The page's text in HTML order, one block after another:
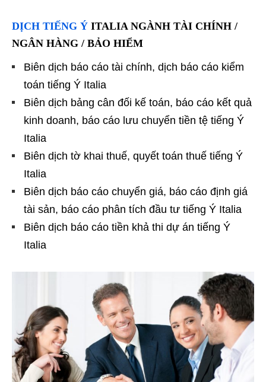
DỊCH TIẾNG Ý ITALIA NGÀNH TÀI CHÍNH /
NGÂN HÀNG / BẢO HIỂM
Biên dịch báo cáo tài chính, dịch báo cáo kiểm
toán tiếng Ý Italia
Biên dịch bảng cân đối kế toán, báo cáo kết quả
kinh doanh, báo cáo lưu chuyển tiền tệ tiếng Ý
Italia
Biên dịch tờ khai thuế, quyết toán thuế tiếng Ý
Italia
Biên dịch báo cáo chuyển giá, báo cáo định giá
tài sản, báo cáo phân tích đầu tư tiếng Ý Italia
Biên dịch báo cáo tiền khả thi dự án tiếng Ý
Italia